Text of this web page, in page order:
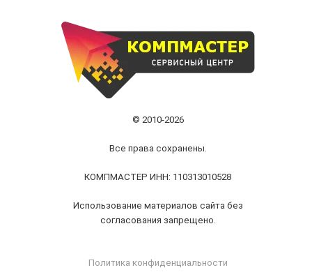
© 2010-2026
Все права сохранены.
КОМПМАСТЕР ИНН: 110313010528
Использование материалов сайта без
согласования запрещено.
Политика конфиденциальности